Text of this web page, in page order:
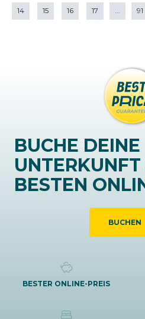
14 15 16 17 ... 91
BUCHE DEINE
BESTEN
BUCHEN
BESTER ONLINE-PREIS